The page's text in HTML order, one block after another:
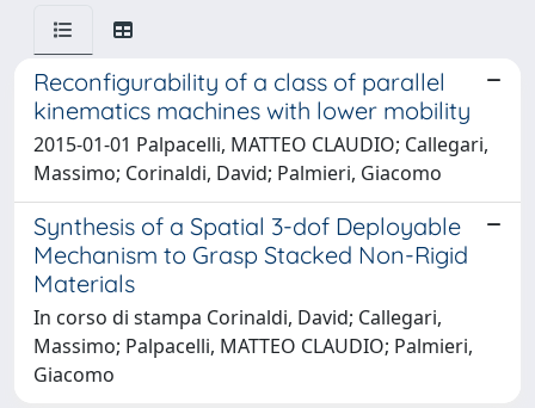
Reconfigurability of a class of parallel
kinematics machines with lower mobility
2015-01-01 Palpacelli, MATTEO CLAUDIO; Callegari,
Massimo; Corinaldi, David; Palmieri, Giacomo
Synthesis of a Spatial 3-dof Deployable
Mechanism to Grasp Stacked Non-Rigid
Materials
In corso di stampa Corinaldi, David; Callegari,
Massimo; Palpacelli, MATTEO CLAUDIO; Palmieri,
Giacomo